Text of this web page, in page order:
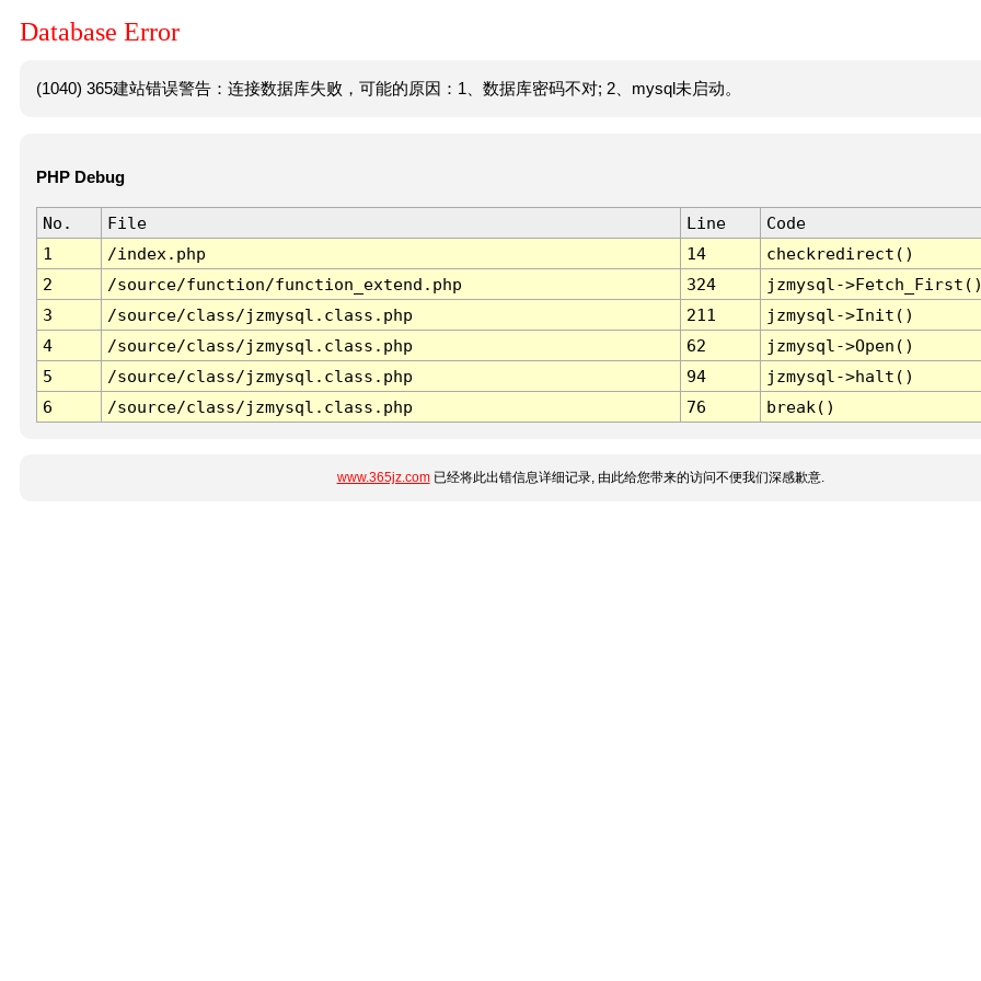
Database Error
(1040) 365建站错误警告：连接数据库失败，可能的原因：1、数据库密码不对; 2、mysql未启动。
PHP Debug
No. File Line
Code
1
/index.php 14
checkredirect()
2
/source/function/function_extend.php 324
jzmysql-
3
/source/class/jzmysql.class.php 211
jzmysql->Init()
4
/source/class/jzmysql.class.php 62
jzmysql->Open()
5
/source/class/jzmysql.class.php 94
jzmysql->halt()
6
/source/class/jzmysql.class.php 76 break()
www.365jz.com已经将此出错信息详细记录, 由此给您带来的访问不便我们深感歉意.